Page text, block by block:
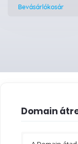
Bevásárlókosár
Domain